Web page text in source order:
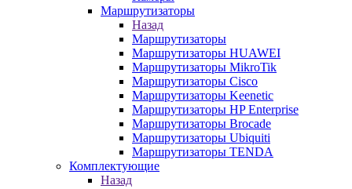
Маршрутизаторы
Назад
Маршрутизаторы
Маршрутизаторы HUAWEI
Маршрутизаторы MikroTik
Маршрутизаторы Cisco
Маршрутизаторы Keenetic
Маршрутизаторы HP Enterprise
Маршрутизаторы Brocade
Маршрутизаторы Ubiquiti
Маршрутизаторы TENDA
Комплектующие
Назад